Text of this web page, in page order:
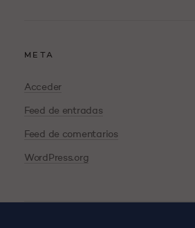
META
Acceder
Feed de entradas
Feed de comentarios
WordPress.org